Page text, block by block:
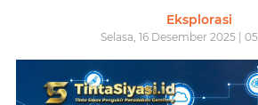
Eksplorasi
Selasa, 16 Desember 2025 |